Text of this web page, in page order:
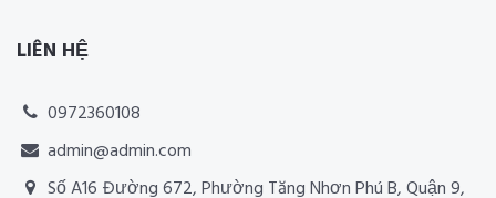
LIÊN HỆ
0972360108
admin@admin.com
Số A16 Đường 672, Phường Tăng Nhơn Phú B, Quận 9,